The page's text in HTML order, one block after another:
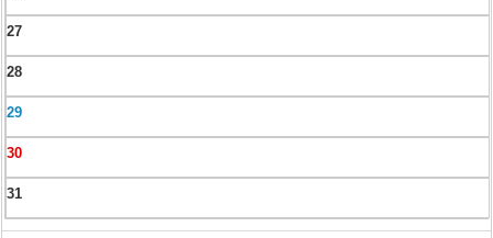
27
28
29
30
31